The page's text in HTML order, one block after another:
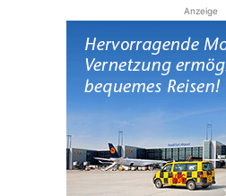
Anzeige